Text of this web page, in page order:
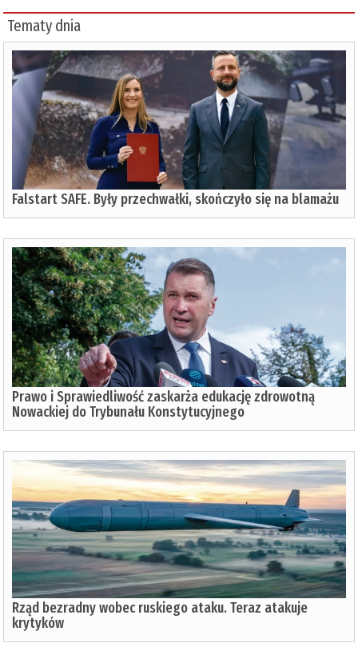
Tematy dnia
Falstart SAFE. Były przechwałki, skończyło się na blamażu
Prawo i Sprawiedliwość zaskarża edukację zdrowotną
Nowackiej do Trybunału Konstytucyjnego
Rząd bezradny wobec ruskiego ataku. Teraz atakuje
krytyków